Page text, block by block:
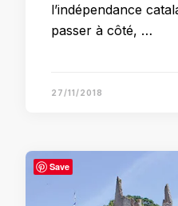
l’indépendance
passer à côté, …
27/11/2018
Save